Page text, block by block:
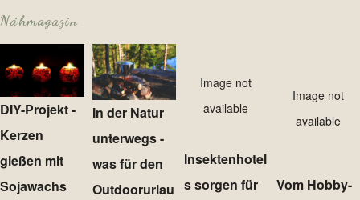
Nähmagazin
DIY-Projekt -
Kerzen
gießen mit
Sojawachs
In der Natur
unterwegs -
was für den
Outdoorurlau
Image not
available
Insektenhotel
s sorgen für
Image not
available
Vom Hobby-